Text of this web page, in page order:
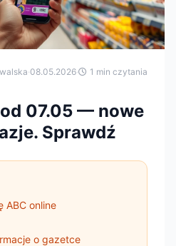
·08.05.2026·
1 min czytania
07.05 — nowe
Sprawdź
ABC online
o gazetce